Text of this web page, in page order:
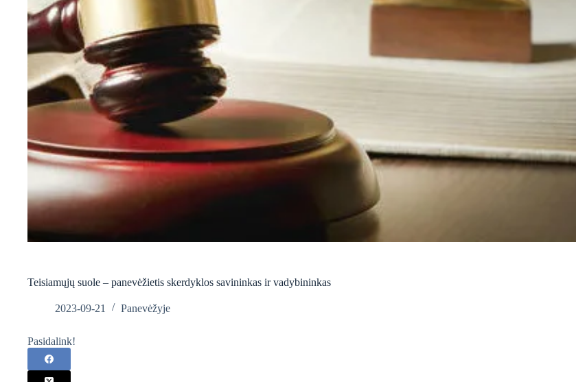
Teisiamųjų suole – panevėžietis skerdyklos savininkas ir vadybininkas
2023-09-21 Panevėžyje
Pasidalink!